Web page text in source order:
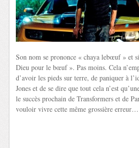
Son nom se prononce « chaya lebœuf » et
Dieu pour le bœuf ». Pas moins. Cela
d’avoir les pieds sur terre, de paniquer à
Jones et de se dire que tout cela n’est
le succès prochain de Transformers et de
vouloir vivre cette même grossière erreur…